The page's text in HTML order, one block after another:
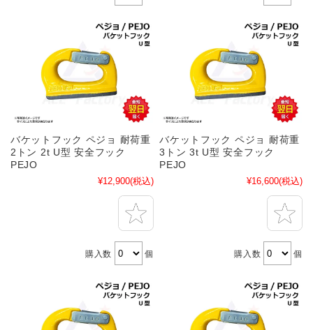
バケットフック ペジョ 耐荷重
2トン 2t U型 安全フック
PEJO
¥12,900(税込)
購入数 個
バケットフック ペジョ 耐荷重
3トン 3t U型 安全フック
PEJO
¥16,600(税込)
購入数 個